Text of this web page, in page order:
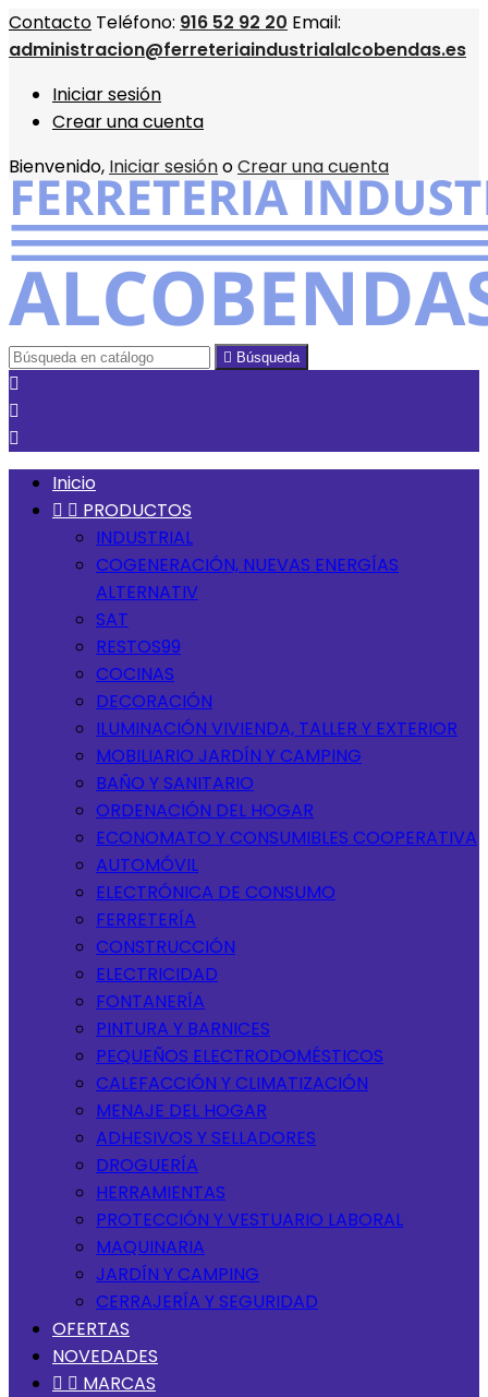
Contacto Teléfono: 916 52 92 20 Email:
administracion@ferreteriaindustrialalcobendas.es
Iniciar sesión
Crear una cuenta
Bienvenido, Iniciar sesiónoCrear una cuenta
 Búsqueda



Inicio
  PRODUCTOS
INDUSTRIAL
COGENERACIÓN, NUEVAS ENERGÍAS
ALTERNATIV
SAT
RESTOS99
COCINAS
DECORACIÓN
ILUMINACIÓN VIVIENDA, TALLER Y EXTERIOR
MOBILIARIO JARDÍN Y CAMPING
BAÑO Y SANITARIO
ORDENACIÓN DEL HOGAR
ECONOMATO Y CONSUMIBLES COOPERATIVA
AUTOMÓVIL
ELECTRÓNICA DE CONSUMO
FERRETERÍA
CONSTRUCCIÓN
ELECTRICIDAD
FONTANERÍA
PINTURA Y BARNICES
PEQUEÑOS ELECTRODOMÉSTICOS
CALEFACCIÓN Y CLIMATIZACIÓN
MENAJE DEL HOGAR
ADHESIVOS Y SELLADORES
DROGUERÍA
HERRAMIENTAS
PROTECCIÓN Y VESTUARIO LABORAL
MAQUINARIA
JARDÍN Y CAMPING
CERRAJERÍA Y SEGURIDAD
OFERTAS
NOVEDADES
  MARCAS